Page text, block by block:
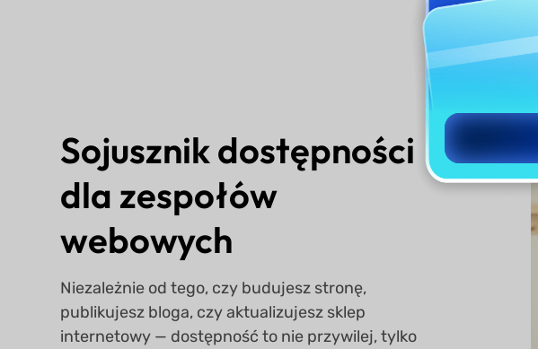
Sojusznik dostępności
dla zespołów
webowych
Niezależnie od tego, czy budujesz stronę,
publikujesz bloga, czy aktualizujesz sklep
internetowy — dostępność to nie przywilej, tylko